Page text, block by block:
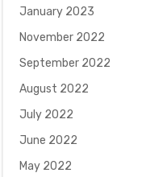
January 2023
November 2022
September 2022
August 2022
July 2022
June 2022
May 2022